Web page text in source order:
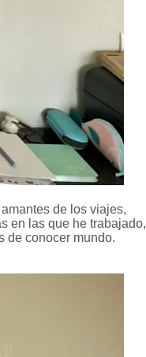
de los viajes,
en las que he trabajado,
de conocer mundo.